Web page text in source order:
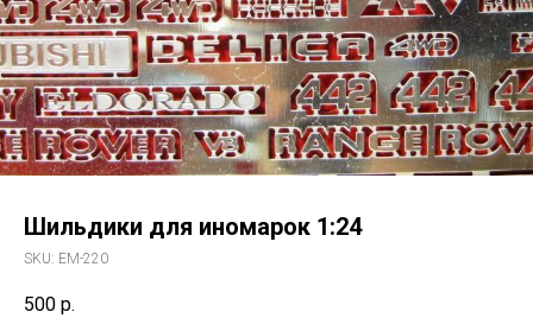
Шильдики для иномарок 1:24
SKU: ЕМ-220
500 р.